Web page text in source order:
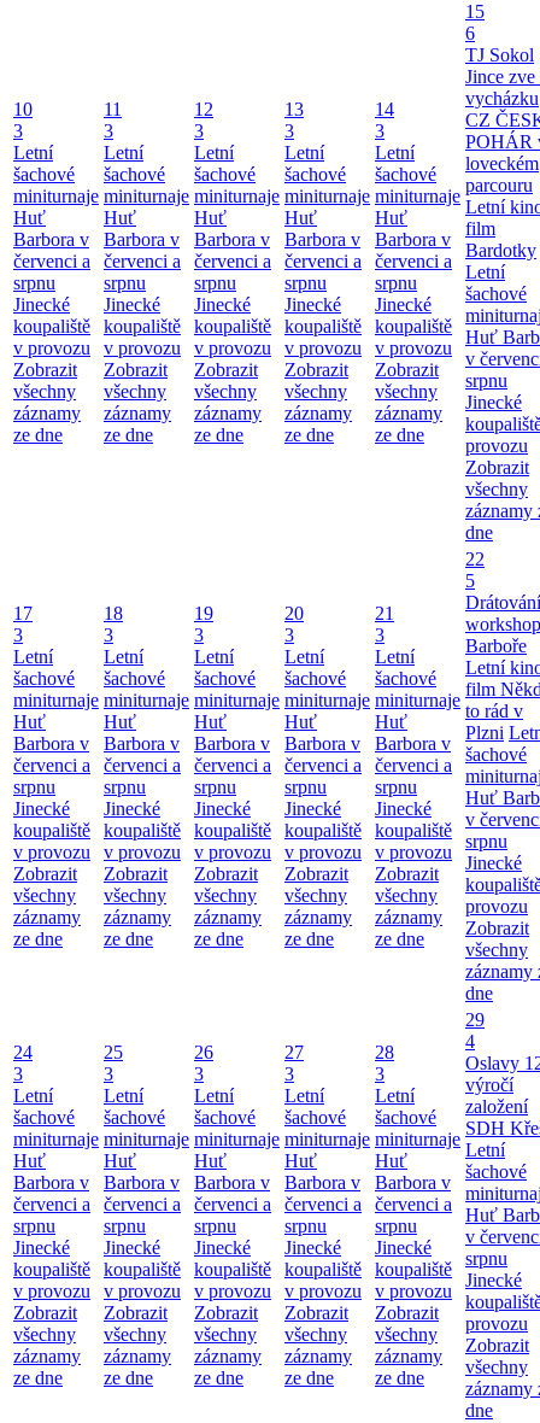
10
3
Letní
šachové
miniturnaje
Huť
Barbora v
červenci a
srpnu
Jinecké
koupaliště
v provozu
Zobrazit
všechny
záznamy
ze dne
11
3
Letní
šachové
miniturnaje
Huť
Barbora v
červenci a
srpnu
Jinecké
koupaliště
v provozu
Zobrazit
všechny
záznamy
ze dne
12
3
Letní
šachové
miniturnaje
Huť
Barbora v
červenci a
srpnu
Jinecké
koupaliště
v provozu
Zobrazit
všechny
záznamy
ze dne
13
3
Letní
šachové
miniturnaje
Huť
Barbora v
červenci a
srpnu
Jinecké
koupaliště
v provozu
Zobrazit
všechny
záznamy
ze dne
14
3
Letní
šachové
miniturnaje
Huť
Barbora v
červenci a
srpnu
Jinecké
koupaliště
v provozu
Zobrazit
všechny
záznamy
ze dne
15
6
TJ Sokol
Jince zve
vycházku
CZ
POHÁR
loveckém
parcouru
Letní
film
Bardotky
Letní
šachové
Huť
v
srpnu
Jinecké
provozu
Zobrazit
všechny
záznamy
dne
17
3
Letní
šachové
miniturnaje
Huť
Barbora v
červenci a
srpnu
Jinecké
koupaliště
v provozu
Zobrazit
všechny
záznamy
ze dne
18
3
Letní
šachové
miniturnaje
Huť
Barbora v
červenci a
srpnu
Jinecké
koupaliště
v provozu
Zobrazit
všechny
záznamy
ze dne
19
3
Letní
šachové
miniturnaje
Huť
Barbora v
červenci a
srpnu
Jinecké
koupaliště
v provozu
Zobrazit
všechny
záznamy
ze dne
20
3
Letní
šachové
miniturnaje
Huť
Barbora v
červenci a
srpnu
Jinecké
koupaliště
v provozu
Zobrazit
všechny
záznamy
ze dne
21
3
Letní
šachové
miniturnaje
Huť
Barbora v
červenci a
srpnu
Jinecké
koupaliště
v provozu
Zobrazit
všechny
záznamy
ze dne
22
5
Barboře
Letní
film
to rád v
Plzni
šachové
Huť
v
srpnu
Jinecké
provozu
Zobrazit
všechny
záznamy
dne
24
3
Letní
šachové
miniturnaje
Huť
Barbora v
červenci a
srpnu
Jinecké
koupaliště
v provozu
Zobrazit
všechny
záznamy
ze dne
25
3
Letní
šachové
miniturnaje
Huť
Barbora v
červenci a
srpnu
Jinecké
koupaliště
v provozu
Zobrazit
všechny
záznamy
ze dne
26
3
Letní
šachové
miniturnaje
Huť
Barbora v
červenci a
srpnu
Jinecké
koupaliště
v provozu
Zobrazit
všechny
záznamy
ze dne
27
3
Letní
šachové
miniturnaje
Huť
Barbora v
červenci a
srpnu
Jinecké
koupaliště
v provozu
Zobrazit
všechny
záznamy
ze dne
28
3
Letní
šachové
miniturnaje
Huť
Barbora v
červenci a
srpnu
Jinecké
koupaliště
v provozu
Zobrazit
všechny
záznamy
ze dne
29
4
Oslavy
výročí
založení
SDH
Letní
šachové
Huť
v
srpnu
Jinecké
provozu
Zobrazit
všechny
záznamy
dne